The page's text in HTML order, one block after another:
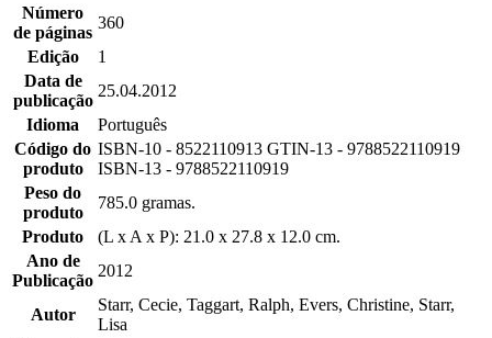
Número
de páginas
360
Edição
1
Data de
publicação
25.04.2012
Idioma
Português
Código do
produto
ISBN-10 - 8522110913 GTIN-13 - 9788522110919
ISBN-13 - 9788522110919
Peso do
produto
785.0 gramas.
Produto
(L x A x P): 21.0 x 27.8 x 12.0 cm.
Ano de
Publicação
2012
Autor
Starr, Cecie, Taggart, Ralph, Evers, Christine, Starr,
Lisa